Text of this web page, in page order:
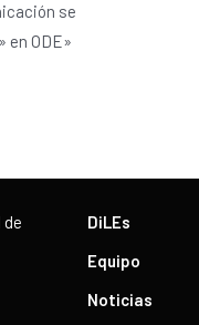
se
en ODE»
de
DiLEs
Equipo
Noticias